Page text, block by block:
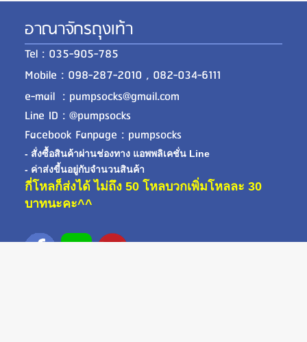
อาณาจักรถุงเท้า
Tel : 035-905-785
Mobile : 098-287-2010 , 082-034-6111
e-mail : pumpsocks@gmail.com
Line ID : @pumpsocks
Facebook Fanpage : pumpsocks
- สั่งซื้อสินค้าผ่านช่องทาง แอพพลิเคชั่น Line
- ค่าส่งขี้นอยู่กับจำนวนสินค้า
กี่โหลก็ส่งได้ ไม่ถึง 50 โหลบวกเพิ่มโหลละ 30
บาทนะคะ^^